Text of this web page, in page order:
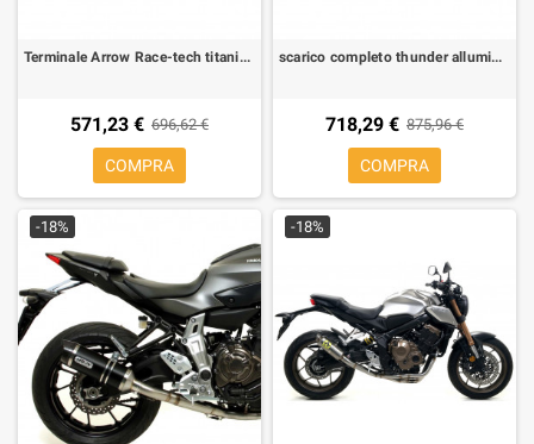
Terminale Arrow Race-tech titanio per Honda XADV
571,23 € 696,62 €
COMPRA
scarico completo thunder alluminio arrow per Yamaha MT 07
718,29 € 875,96 €
COMPRA
-18% -18%